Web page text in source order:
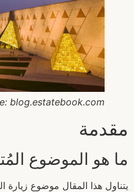
blog.estatebook.com
مقدمة
ما هو الموضوع
يتناول هذا المقال موضوع زيارة